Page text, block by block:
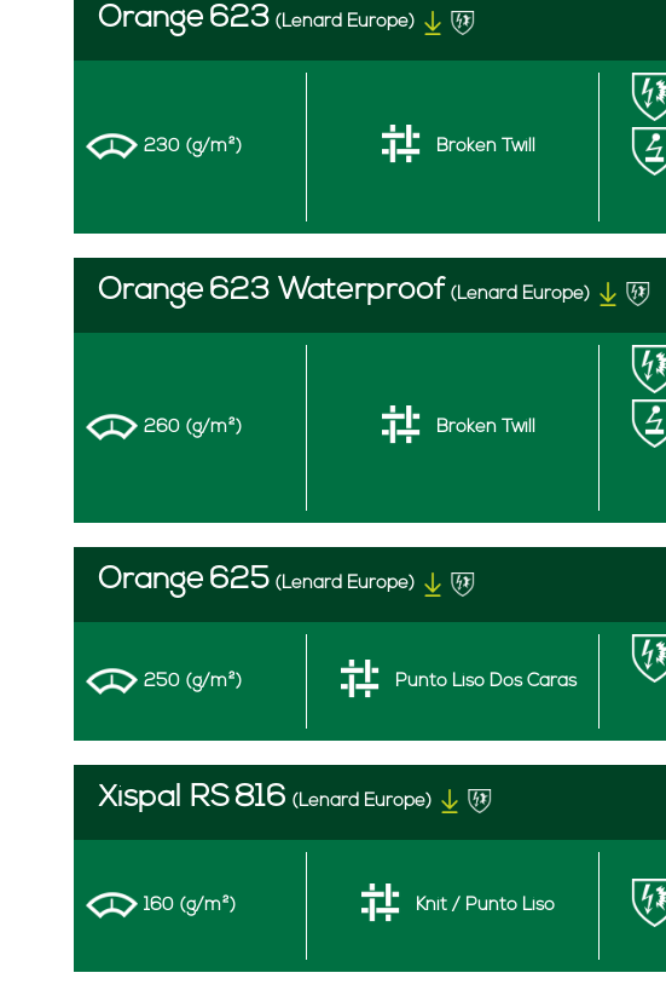
Orange 623 (Lenard Europe)
230 (g/m²) Broken Twill
Orange 623 Waterproof (Lenard Europe)
260 (g/m²) Broken Twill
Orange 625 (Lenard Europe)
250 (g/m²) Punto Liso Dos Caras
Xispal RS816 (Lenard Europe)
160 (g/m²) Knit / Punto Liso